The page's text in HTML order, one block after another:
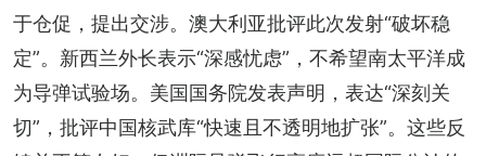
于仓促，提出交涉。澳大利亚批评此次发射“破坏稳
定”。新西兰外长表示“深感忧虑”，不希望南太平洋成
为导弹试验场。美国国务院发表声明，表达“深刻关
切”，批评中国核武库“快速且不透明地扩张”。这些反